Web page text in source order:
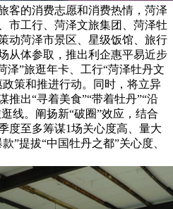
客的消费志愿和消费热情，菏泽
市工行、菏泽文旅集团、菏泽牡
动菏泽市景区、星级饭馆、旅行
从体参取，推出利企惠平易近步
泽”旅逛年卡、工行“菏泽牡丹文
策和推进行动。同时，将立异
推出“寻着美食”“带着牡丹”“沿
线。阐扬新“破圈”效应，结合
度至多筹谋1场关心度高、量大
”提拔“中国牡丹之都”关心度、